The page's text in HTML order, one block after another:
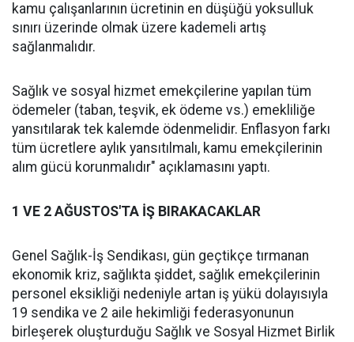
kamu çalışanlarının ücretinin en düşüğü yoksulluk
sınırı üzerinde olmak üzere kademeli artış
sağlanmalıdır.
Sağlık ve sosyal hizmet emekçilerine yapılan tüm
ödemeler (taban, teşvik, ek ödeme vs.) emekliliğe
yansıtılarak tek kalemde ödenmelidir. Enflasyon farkı
tüm ücretlere aylık yansıtılmalı, kamu emekçilerinin
alım gücü korunmalıdır" açıklamasını yaptı.
1 VE 2 AĞUSTOS'TA İŞ BIRAKACAKLAR
Genel Sağlık-İş Sendikası, gün geçtikçe tırmanan
ekonomik kriz, sağlıkta şiddet, sağlık emekçilerinin
personel eksikliği nedeniyle artan iş yükü dolayısıyla
19 sendika ve 2 aile hekimliği federasyonunun
birleşerek oluşturduğu Sağlık ve Sosyal Hizmet Birlik